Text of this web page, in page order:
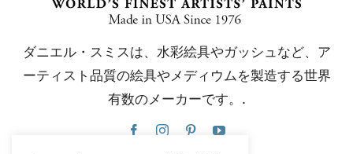
ダニエル・スミスは、水彩絵具やガッシュなど、ア
ーティスト品質の絵具やメディウムを製造する世界
有数のメーカーです。.